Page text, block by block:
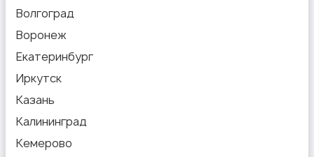
Волгоград
Воронеж
Екатеринбург
Иркутск
Казань
Калининград
Кемерово